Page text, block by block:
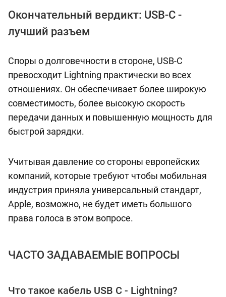
Окончательный вердикт: USB-C -
лучший разъем
Споры о долговечности в стороне, USB-C
превосходит Lightning практически во всех
отношениях. Он обеспечивает более широкую
совместимость, более высокую скорость
передачи данных и повышенную мощность для
быстрой зарядки.
Учитывая давление со стороны европейских
компаний, которые требуют чтобы мобильная
индустрия приняла универсальный стандарт,
Apple, возможно, не будет иметь большого
права голоса в этом вопросе.
ЧАСТО ЗАДАВАЕМЫЕ ВОПРОСЫ
Что такое кабель USB C - Lightning?